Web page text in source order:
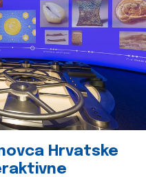
Hrvatske